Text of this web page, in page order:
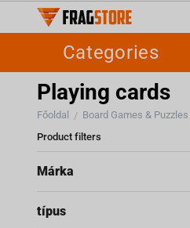
Categories
Playing cards
Főoldal / Board Games & Puzzles
Product filters
Márka
típus